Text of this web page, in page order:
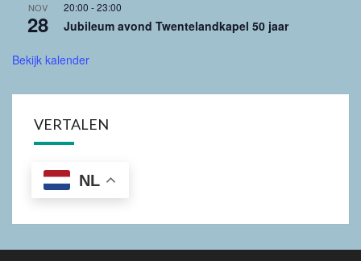
NOV
28
20:00 -23:00
Jubileum avond Twentelandkapel 50 jaar
Bekijk kalender
VERTALEN
NL